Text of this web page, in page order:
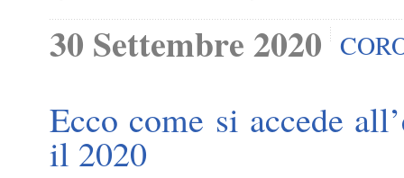
30 Settembre 2020
Ecco come si accede
il 2020